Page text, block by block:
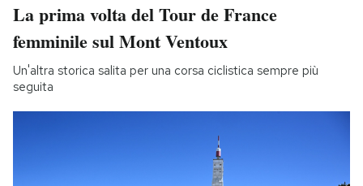
La prima volta del Tour de France
femminile sul Mont Ventoux
Un'altra storica salita per una corsa ciclistica sempre più
seguita